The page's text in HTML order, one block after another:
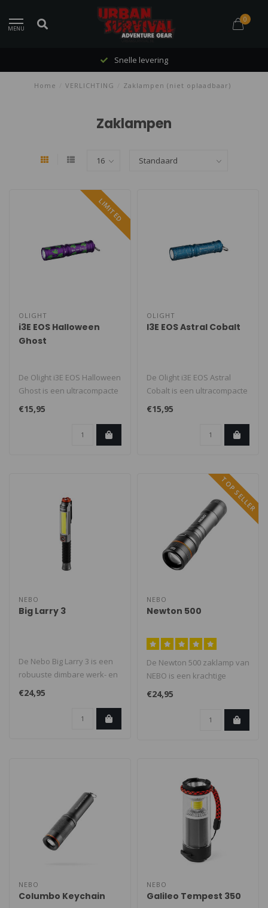
MENU
0
Snelle levering
Home VERLICHTING Zaklampen (niet oplaadbaar)
Zaklampen
LIMITED
OLIGHT
i3E EOS Halloween
Ghost
De Olight i3E EOS Halloween
Ghost is een ultracompacte
sleutelhanger zaklamp in ..
€15,95
OLIGHT
I3E EOS Astral Cobalt
De Olight i3E EOS Astral
Cobalt is een ultracompacte
zaklamp die verrassend
veel..
€15,95
NEBO
Big Larry 3
De Nebo Big Larry 3 is een
robuuste dimbare werk- en
zaklamp. De Lamp beschikt
€24,95
TOP SELLER
NEBO
Newton 500
De Newton 500 zaklamp van
NEBO is een krachtige
handzaklamp met 4
lichtmodi. De ..
€24,95
NEBO
Columbo Keychain
NEBO
Galileo Tempest 350